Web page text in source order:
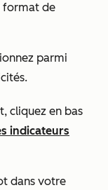
format de
parmi
cliquez en bas
indicateurs
dans votre